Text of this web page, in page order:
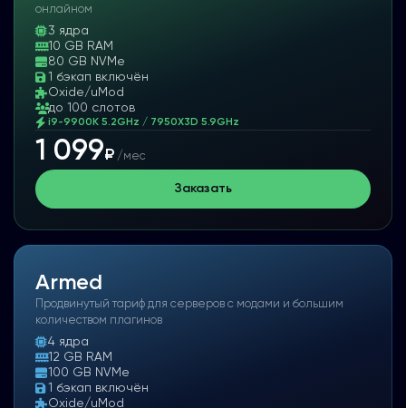
онлайном
3 ядра
10 GB RAM
80 GB NVMe
1 бэкап включён
Oxide/uMod
до 100 слотов
i9-9900K 5.2GHz / 7950X3D 5.9GHz
1 099₽ /мес
Заказать
Armed
Продвинутый тариф для серверов с модами и большим
количеством плагинов
4 ядра
12 GB RAM
100 GB NVMe
1 бэкап включён
Oxide/uMod